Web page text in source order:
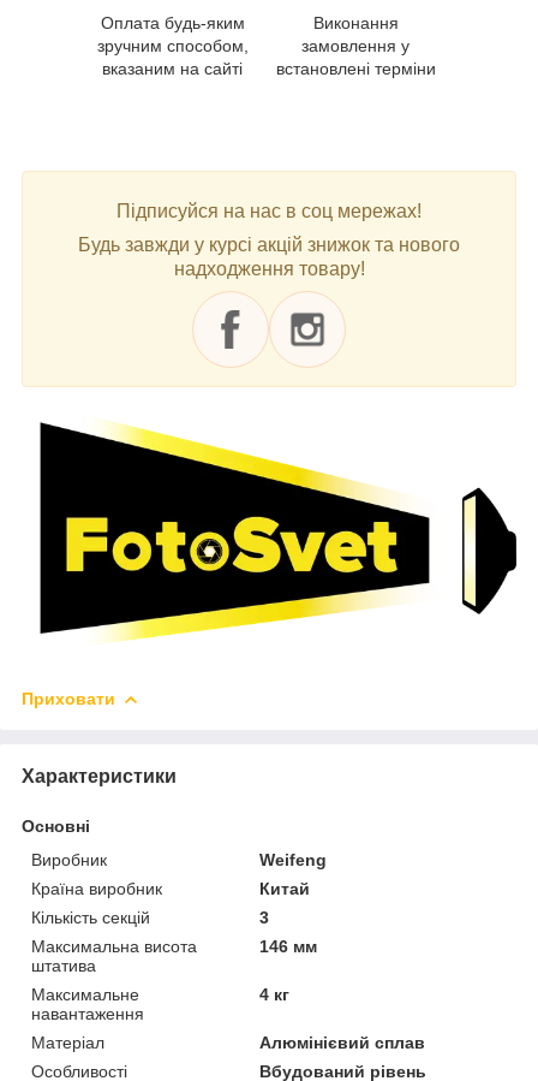
Оплата будь-яким
зручним способом,
вказаним на сайті
Виконання
замовлення у
встановлені терміни
Підписуйся на нас в соц мережах!
Будь завжди у курсі акцій знижок та нового
надходження товару!
Приховати
Характеристики
Основні
Виробник
Weifeng
Країна виробник
Китай
Кількість секцій
3
Максимальна висота
штатива
146 мм
Максимальне
навантаження
4 кг
Матеріал
Алюмінієвий сплав
Особливості
Вбудований рівень